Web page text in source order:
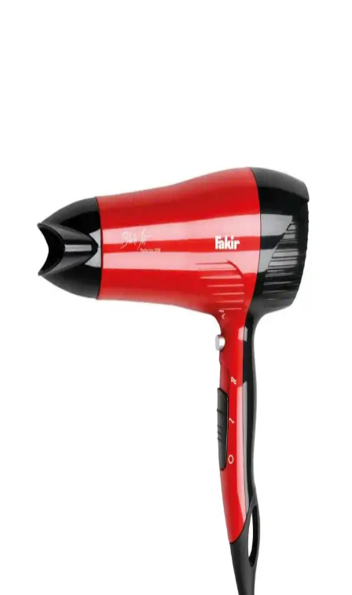
Xiaomi Water Ionic Hair Dryer H500: Teknik
Bilgiler ve İyonik Saç Kurutma Teknolojisi
Xiaomi Water Ionic Hair Dryer H500 hakkında doğrudan teknik
bilgi olmamakla birlikte, iyonik teknoloji saçın elektriklenmesini
azaltarak sağlıklı ve parlak görünüm sağlar. Ürün detayları için resmi
kaynaklar önerilir.
Arzum Saç Kurutma Makinesi Pervanesi 4 Kanatlı
Performans ve Kullanıcı Yorumları
Arzum 4 kanatlı saç kurutma makinesi pervane modeli, hava akışını
optimize ederek kurutma süresini kısaltır, dayanıklı malzeme
kullanımıyla dikkat çeker, ancak sıcak hava ve koku sorunları
Arzum Senfony Color Saç Kurutma Makinesi:
Renkli Tasarım ve Çok Fonksiyonlu Kullanım
Arzum Senfony Color, renkli tasarımı, çoklu ayar seçenekleri ve
gelişmiş teknolojisiyle saç kurutma deneyiminizi kolaylaştırır, estetik
Vestel VSK 3020 Kablo Sarıcılı Saç Kurutma
Makinesi ve Hizmetleri Hakkında Bilgi
Vestel VSK 3020 kablo sarıcılı saç kurutma makinesi teknik